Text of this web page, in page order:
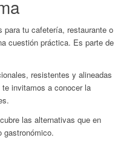
tu cafetería, restaurante o
cuestión práctica. Es parte de
resistentes y alineadas
invitamos a conocer la
las alternativas que en
gastronómico.